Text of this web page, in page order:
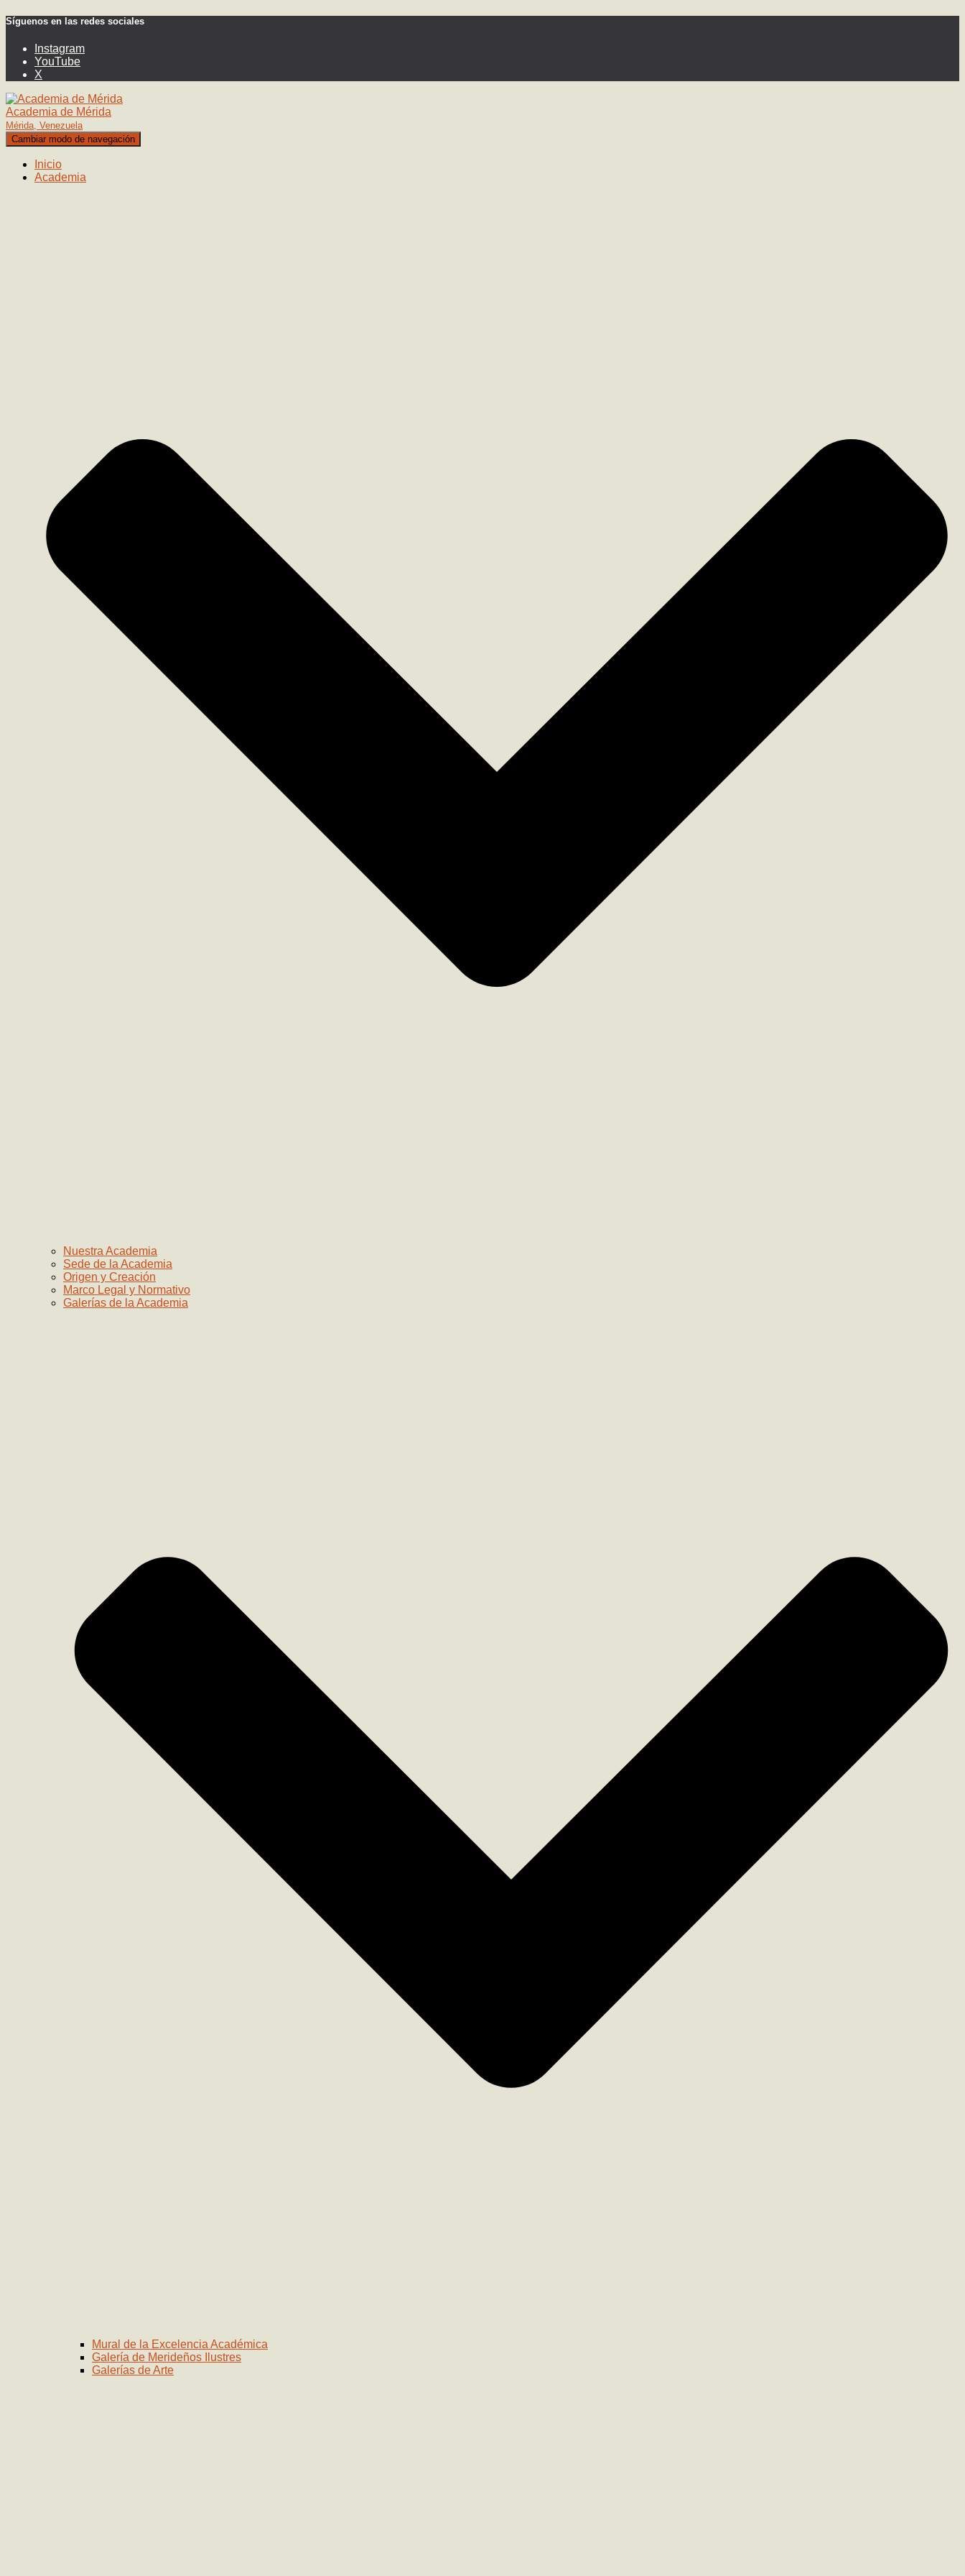
Síguenos en las redes sociales
Instagram
YouTube
X
Academia de Mérida
Mérida, Venezuela
Cambiar modo de navegación
Inicio
Academia
Nuestra Academia
Sede de la Academia
Origen y Creación
Marco Legal y Normativo
Galerías de la Academia
Mural de la Excelencia Académica
Galería de Merideños Ilustres
Galerías de Arte